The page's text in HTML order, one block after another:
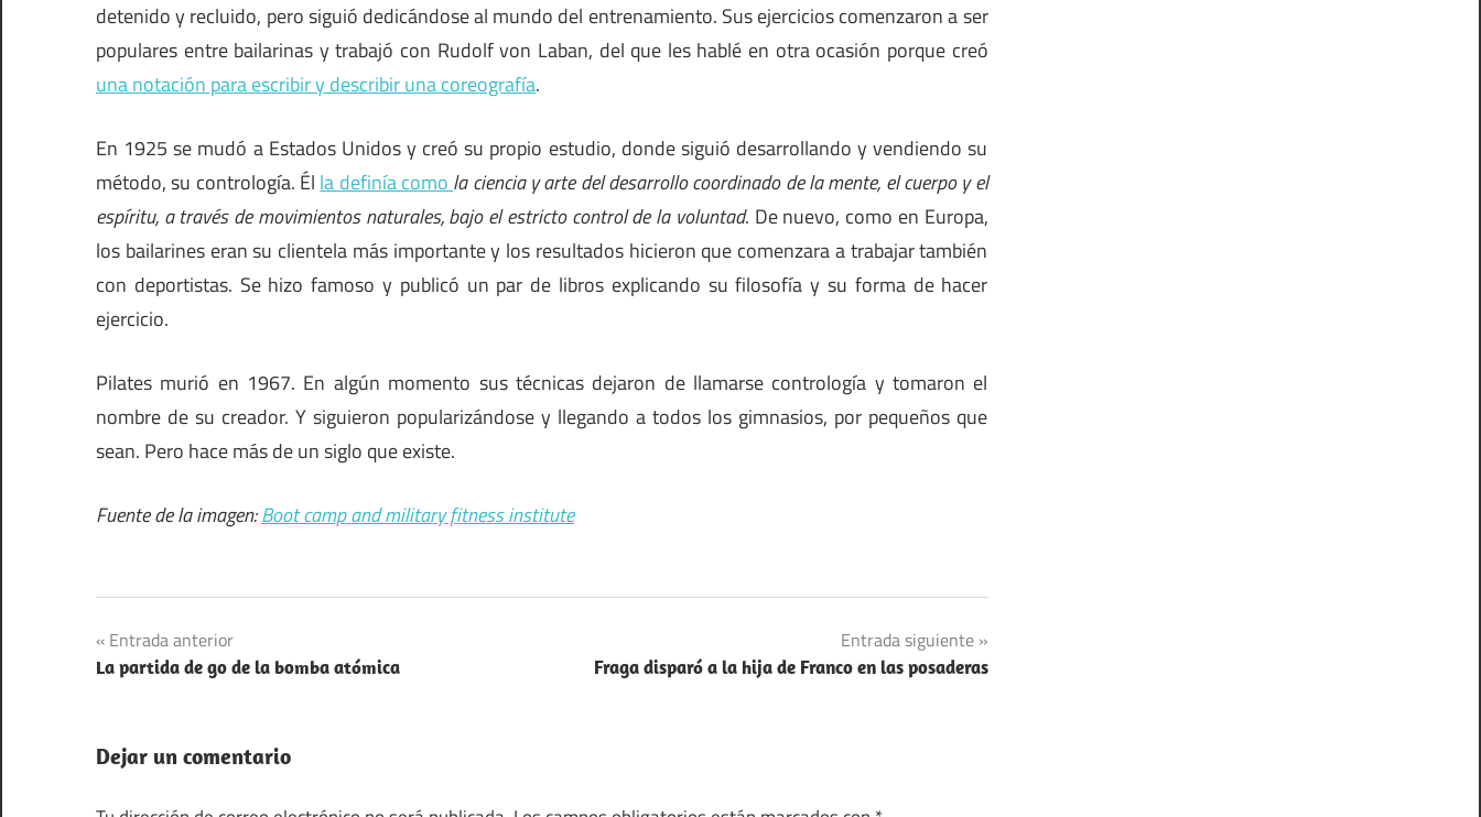
detenido y recluido, pero siguió dedicándose al mundo del entrenamiento. Sus ejercicios comenzaron a ser
populares entre bailarinas y trabajó con Rudolf von Laban, del que les hablé en otra ocasión porque creó
una notación para escribir y describir una coreografía.
En 1925 se mudó a Estados Unidos y creó su propio estudio, donde siguió desarrollando y vendiendo su
método, su contrología. Él la definía como la ciencia y arte del desarrollo coordinado de la mente, el cuerpo y el
espíritu, a través de movimientos naturales, bajo el estricto control de la voluntad. De nuevo, como en Europa,
los bailarines eran su clientela más importante y los resultados hicieron que comenzara a trabajar también
con deportistas. Se hizo famoso y publicó un par de libros explicando su filosofía y su forma de hacer
ejercicio.
Pilates murió en 1967. En algún momento sus técnicas dejaron de llamarse contrología y tomaron el
nombre de su creador. Y siguieron popularizándose y llegando a todos los gimnasios, por pequeños que
sean. Pero hace más de un siglo que existe.
Fuente de la imagen:Boot camp and military fitness institute
inventos
Navegación
de
Entrada anterior
La partida de go de la bomba atómica
Entrada siguiente
Fraga disparó a la hija de Franco en las posaderas
Dejar un comentario